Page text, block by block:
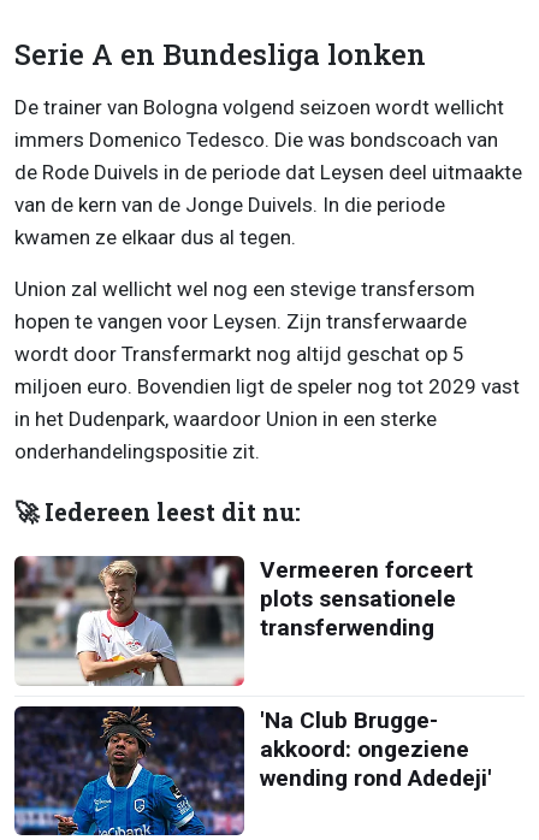
Serie A en Bundesliga lonken
De trainer van Bologna volgend seizoen wordt wellicht
immers Domenico Tedesco. Die was bondscoach van
de Rode Duivels in de periode dat Leysen deel uitmaakte
van de kern van de Jonge Duivels. In die periode
kwamen ze elkaar dus al tegen.
Union zal wellicht wel nog een stevige transfersom
hopen te vangen voor Leysen. Zijn transferwaarde
wordt door Transfermarkt nog altijd geschat op 5
miljoen euro. Bovendien ligt de speler nog tot 2029 vast
in het Dudenpark, waardoor Union in een sterke
onderhandelingspositie zit.
🚀 Iedereen leest dit nu:
Vermeeren forceert
plots sensationele
transferwending
'Na Club Brugge-
akkoord: ongeziene
wending rond Adedeji'